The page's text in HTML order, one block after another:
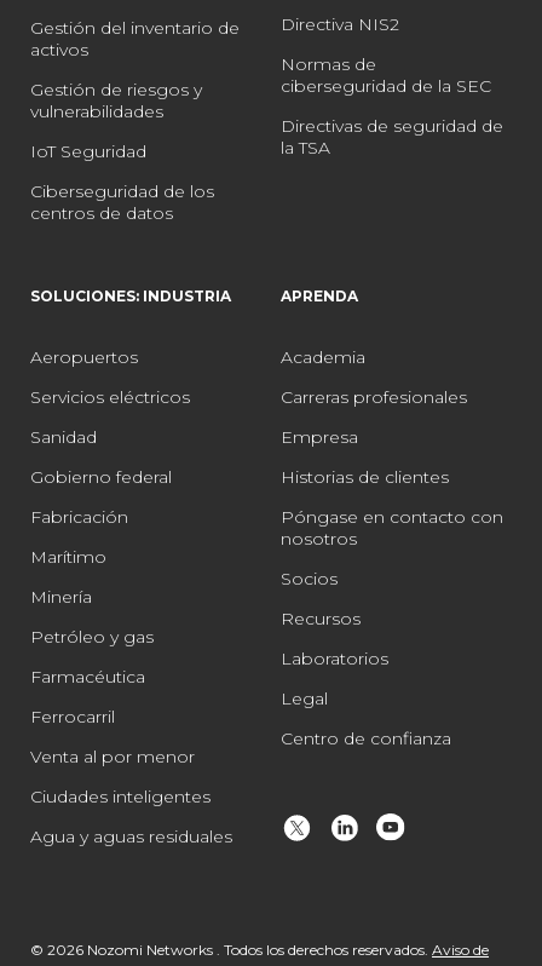
Gestión del inventario de
activos
Gestión de riesgos y
vulnerabilidades
IoT Seguridad
Ciberseguridad de los
centros de datos
Directiva NIS2
Normas de
ciberseguridad de la SEC
Directivas de seguridad de
la TSA
SOLUCIONES: INDUSTRIA
Aeropuertos
Servicios eléctricos
Sanidad
Gobierno federal
Fabricación
Marítimo
Minería
Petróleo y gas
Farmacéutica
Ferrocarril
Venta al por menor
Ciudades inteligentes
Agua y aguas residuales
APRENDA
Academia
Carreras profesionales
Empresa
Historias de clientes
Póngase en contacto con
nosotros
Socios
Recursos
Laboratorios
Legal
Centro de confianza
© 2026 Nozomi Networks . Todos los derechos reservados. Aviso de